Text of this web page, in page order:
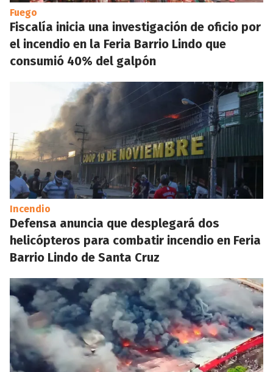
Fuego
Fiscalía inicia una investigación de oficio por
el incendio en la Feria Barrio Lindo que
consumió 40% del galpón
Incendio
Defensa anuncia que desplegará dos
helicópteros para combatir incendio en Feria
Barrio Lindo de Santa Cruz